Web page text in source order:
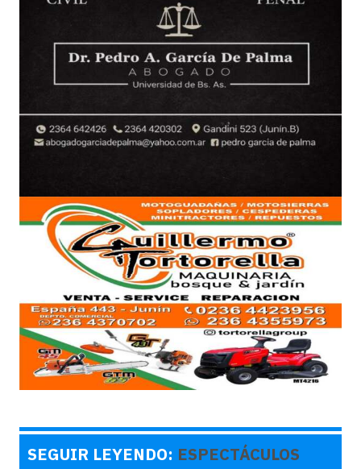
SEGUIR LEYENDO: ESPECTÁCULOS